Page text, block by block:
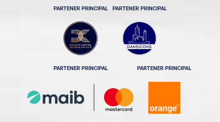
PARTENER PRINCIPAL PARTENER PRINCIPAL
PARTENER PRINCIPAL PARTENER PRINCIPAL